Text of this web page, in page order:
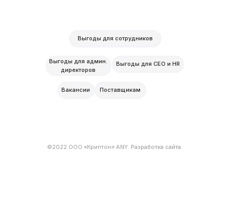
©2022 ООО «Криптон» ANY. Разработка сайта.
Поставщикам
Вакансии
Выгоды для админ.
директоров
Выгоды для сотрудников
Выгоды для CEO и HR